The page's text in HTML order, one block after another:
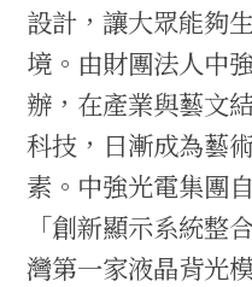
設計，讓大眾能夠
境。由財團法人中
辦，在產業與藝文
科技，日漸成為藝
素。中強光電集團
「創新顯示系統整
灣第一家液晶背光